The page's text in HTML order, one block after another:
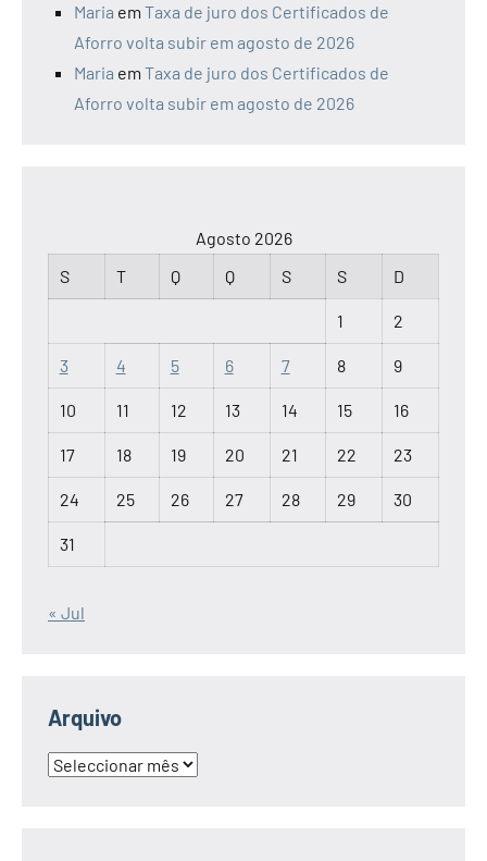
Maria em Taxa de juro dos Certificados de
Aforro volta subir em agosto de 2026
Maria em Taxa de juro dos Certificados de
Aforro volta subir em agosto de 2026
Agosto 2026
S
T Q Q S S D
1 2
3 4 5 6 7 8 9
10 11 12 13 14 15 16
17 18 19 20 21 22 23
24 25 26 27 28 29 30
31
« Jul
Arquivo
Arquivo